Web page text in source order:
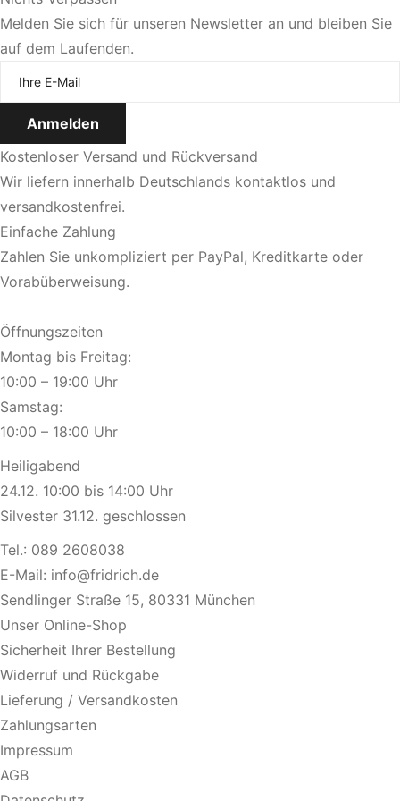
Jetzt Termin vereinbaren
Melden Sie sich für unseren Newsletter an und bleiben Sie
auf dem Laufenden.
Kostenloser Versand und Rückversand
Wir liefern innerhalb Deutschlands kontaktlos und
versandkostenfrei.
Einfache Zahlung
Zahlen Sie unkompliziert per PayPal, Kreditkarte oder
Vorabüberweisung.
Öffnungszeiten
Montag bis Freitag:
10:00 – 19:00 Uhr
Samstag:
10:00 – 18:00 Uhr
Heiligabend
24.12. 10:00 bis 14:00 Uhr
Silvester 31.12. geschlossen
Tel.: 089 2608038
E-Mail: info@fridrich.de
Sendlinger Straße 15, 80331 München
Unser Online-Shop
Sicherheit Ihrer Bestellung
Widerruf und Rückgabe
Lieferung / Versandkosten
Zahlungsarten
Impressum
AGB